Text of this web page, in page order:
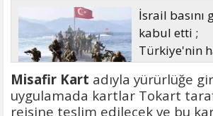
İsrail basını
kabul etti ;
Türkiye'nin
Tel Aviv'i
endişelendirdi
Misafir Kart adıyla yürürlüğe
uygulamada kartlar Tokart
reisine teslim edilecek ve bu